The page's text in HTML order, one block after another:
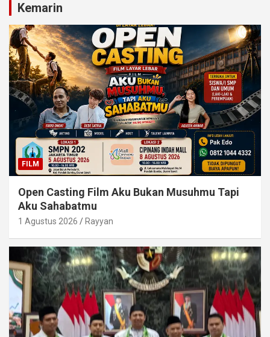
Kemarin
FILM
Open Casting Film Aku Bukan Musuhmu Tapi
Aku Sahabatmu
1 Agustus 2026 Rayyan